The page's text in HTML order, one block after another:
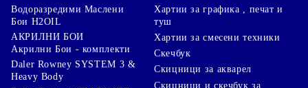
Водоразредими Маслени
Бои H2OIL
АКРИЛНИ БОИ
Акрилни Бои - комплекти
Daler Rowney SYSTEM 3 &
Heavy Body
Хартии за графика , печат и
туш
Хартии за смесени техники
Скечбук
Скицници за акварел
Скицници и скечбук за